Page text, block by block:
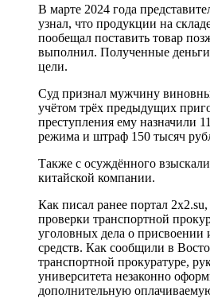
В марте 2024 года
узнал, что продукции на
пообещал поставить товар
выполнил. Полученные
цели.
Суд признал мужчину
учётом трёх предыдущих
преступления ему назначили
режима и штраф 150 тысяч
Также с осуждённого
китайской компании.
Как писал ранее портал
проверки транспортной
уголовных дела о присвоении
средств. Как сообщили в
транспортной прокуратуре,
университета незаконно
дополнительную